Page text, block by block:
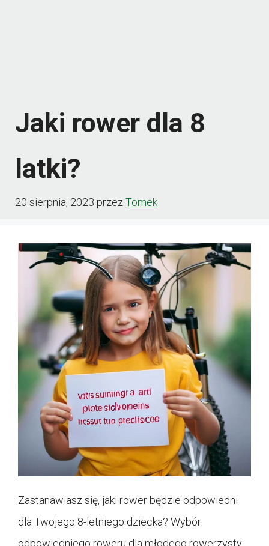
Jaki rower dla 8
latki?
20 sierpnia, 2023 przez Tomek
Zastanawiasz się, jaki rower będzie odpowiedni
dla Twojego 8-letniego dziecka? Wybór
odpowiedniego roweru dla młodego rowerzysty